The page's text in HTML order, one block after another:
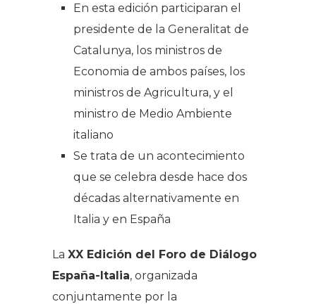
En esta edición participaran el
presidente de la Generalitat de
Catalunya, los ministros de
Economia de ambos países, los
ministros de Agricultura, y el
ministro de Medio Ambiente
italiano
Se trata de un acontecimiento
que se celebra desde hace dos
décadas alternativamente en
Italia y en España
La XX Edición del Foro de Diálogo
España-Italia, organizada
conjuntamente por la